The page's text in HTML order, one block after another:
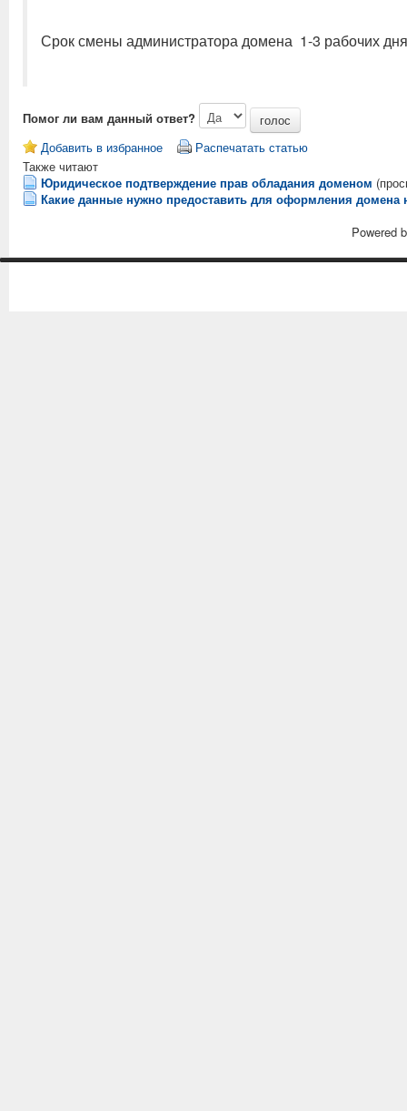
Срок смены администратора домена 1-3 рабочих
Помог ли вам данный ответ?
Добавить в избранное
Распечатать статью
Также читают
Юридическое подтверждение прав обладания доменом
Какие данные нужно предоставить для оформления домена
Powered